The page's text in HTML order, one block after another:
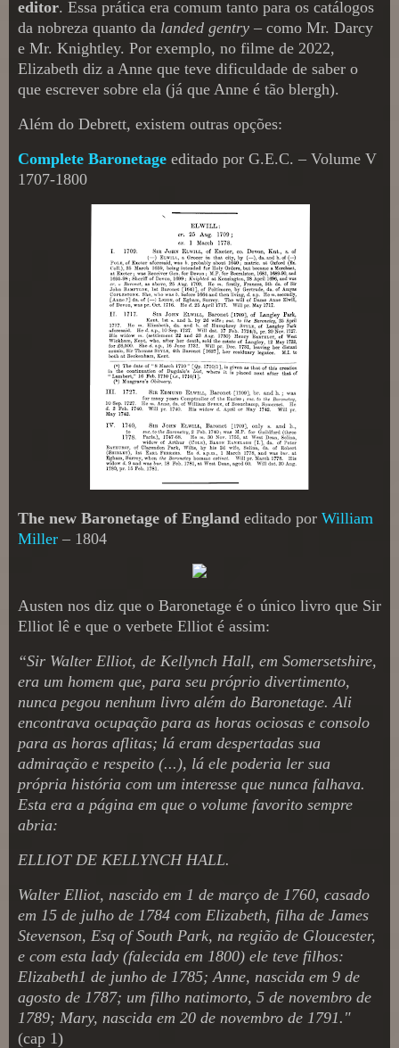
editor. Essa prática era comum tanto para os catálogos
da nobreza quanto da landed gentry – como Mr. Darcy
e Mr. Knightley. Por exemplo, no filme de 2022,
Elizabeth diz a Anne que teve dificuldade de saber o
que escrever sobre ela (já que Anne é tão blergh).
Além do Debrett, existem outras opções:
Complete Baronetage editado por G.E.C. – Volume V
1707-1800
The new Baronetage of England editado por William
Miller – 1804
Austen nos diz que o Baronetage é o único livro que Sir
Elliot lê e que o verbete Elliot é assim:
“Sir Walter Elliot, de Kellynch Hall, em Somersetshire,
era um homem que, para seu próprio divertimento,
nunca pegou nenhum livro além do Baronetage. Ali
encontrava ocupação para as horas ociosas e consolo
para as horas aflitas; lá eram despertadas sua
admiração e respeito (...), lá ele poderia ler sua
própria história com um interesse que nunca falhava.
Esta era a página em que o volume favorito sempre
abria:
ELLIOT DE KELLYNCH HALL.
Walter Elliot, nascido em 1 de março de 1760, casado
em 15 de julho de 1784 com Elizabeth, filha de James
Stevenson, Esq of South Park, na região de Gloucester,
e com esta lady (falecida em 1800) ele teve filhos:
Elizabeth1 de junho de 1785; Anne, nascida em 9 de
agosto de 1787; um filho natimorto, 5 de novembro de
1789; Mary, nascida em 20 de novembro de 1791."
(cap 1)